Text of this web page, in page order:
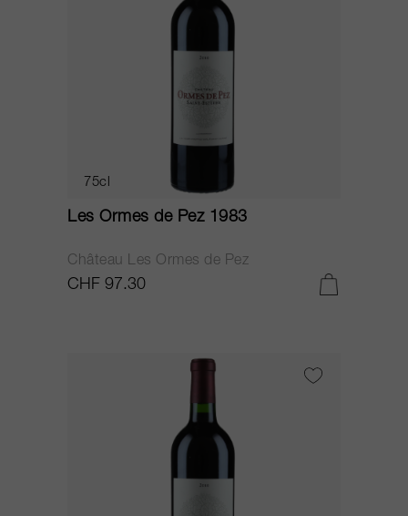
75cl
Les Ormes de Pez 1983
Château Les Ormes de Pez
CHF 97.30